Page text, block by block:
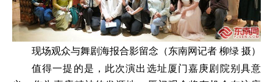
现场观众与舞剧海报合影留念（东南网记者 柳绿 摄）
值得一提的是，此次演出选址厦门嘉庚剧院别具意